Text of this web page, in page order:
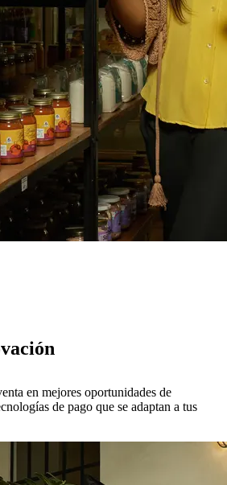
en mejores oportunidades de
de pago que se adaptan a tus